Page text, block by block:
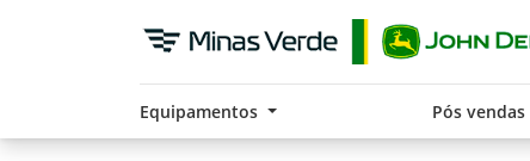
Equipamentos Pós vendas